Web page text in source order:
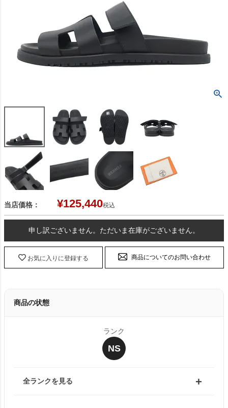
当店価格： ¥125,440税込
申し訳ございません。ただいま在庫がございません。
お気に入りに登録する 商品についてのお問い合わせ
商品の状態
ランク
NS
全ランクを見る